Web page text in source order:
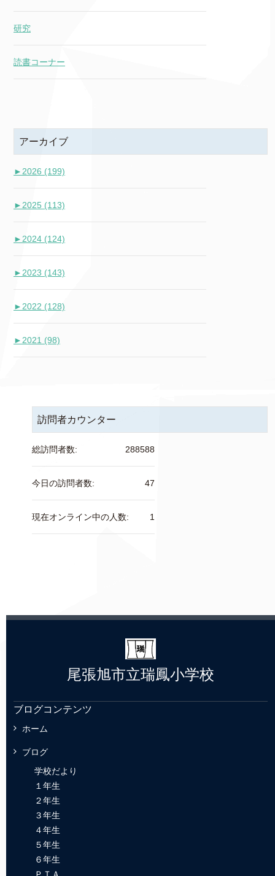
研究
読書コーナー
アーカイブ
► 2026 (199)
► 2025 (113)
► 2024 (124)
► 2023 (143)
► 2022 (128)
► 2021 (98)
訪問者カウンター
288588
総訪問者数:
47
今日の訪問者数:
1
現在オンライン中の人数:
尾張旭市立瑞鳳小学校
ブログコンテンツ
ホーム
ブログ
学校だより
１年生
２年生
３年生
４年生
５年生
６年生
ＰＴＡ